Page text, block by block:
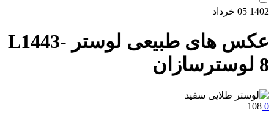
1402
05 خرداد
عکس های طبیعی لوستر L1443-
8 لوسترسازان
0
108